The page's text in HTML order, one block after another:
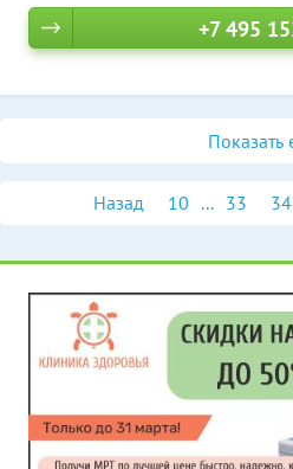
+7 495
Показать
Назад 10 ... 33 34